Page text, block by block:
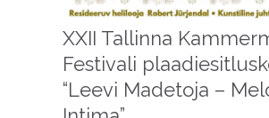
XXII Tallinna
Festivali
“Leevi Madetoja –